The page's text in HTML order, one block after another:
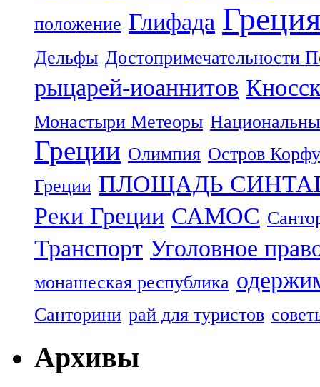
положение Глифада Греция
Дельфы Достопримечательности
рыцарей-иоаннитов
Монастыри Метеоры
Греции Олимпия Остров Корфу
Греции ПЛОЩАДЬ
Реки Греции САМОС
Транспорт Уголовное
монашеская республика
Санторини рай для туристов
Архивы